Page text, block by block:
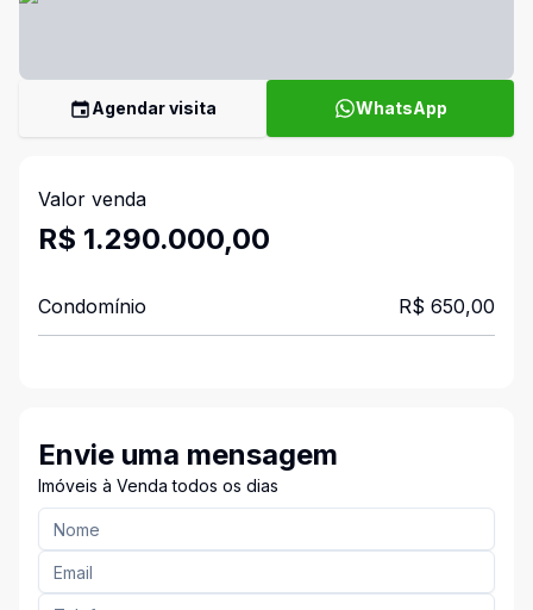
Agendar visita WhatsApp
Valor venda
R$ 1.290.000,00
Condomínio R$ 650,00
Envie uma mensagem
Imóveis à Venda todos os dias